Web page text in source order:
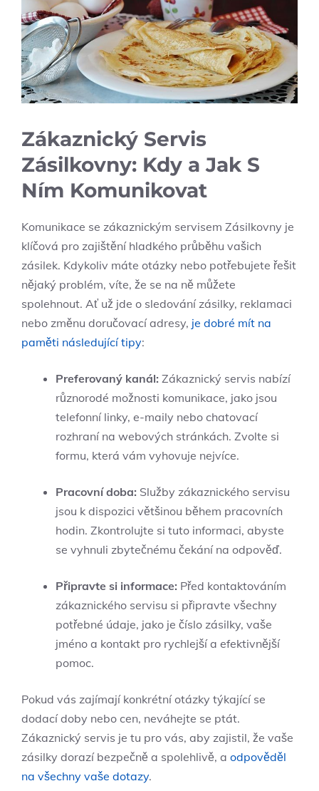
Zákaznický Servis
Zásilkovny: Kdy a Jak S
Ním Komunikovat
Komunikace se zákaznickým servisem Zásilkovny je
klíčová pro zajištění hladkého průběhu vašich
zásilek. Kdykoliv máte otázky nebo potřebujete řešit
nějaký problém, víte, že se na ně můžete
spolehnout. Ať už jde o sledování zásilky, reklamaci
nebo změnu doručovací adresy, je dobré mít na
paměti následující tipy:
Preferovaný kanál: Zákaznický servis nabízí
různorodé možnosti komunikace, jako jsou
telefonní linky, e-maily nebo chatovací
rozhraní na webových stránkách. Zvolte si
formu, která vám vyhovuje nejvíce.
Pracovní doba: Služby zákaznického servisu
jsou k dispozici většinou během pracovních
hodin. Zkontrolujte si tuto informaci, abyste
se vyhnuli zbytečnému čekání na odpověď.
Připravte si informace: Před kontaktováním
zákaznického servisu si připravte všechny
potřebné údaje, jako je číslo zásilky, vaše
jméno a kontakt pro rychlejší a efektivnější
pomoc.
Pokud vás zajímají konkrétní otázky týkající se
dodací doby nebo cen, neváhejte se ptát.
Zákaznický servis je tu pro vás, aby zajistil, že vaše
zásilky dorazí bezpečně a spolehlivě, a odpověděl
na všechny vaše dotazy.